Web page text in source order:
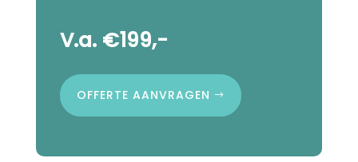
V.a. €199,-
OFFERTE AANVRAGEN